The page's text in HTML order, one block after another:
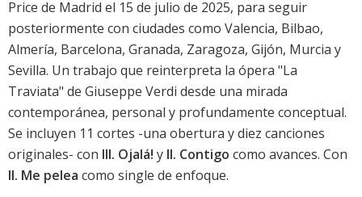
Price de Madrid el 15 de julio de 2025, para seguir
posteriormente con ciudades como Valencia, Bilbao,
Almería, Barcelona, Granada, Zaragoza, Gijón, Murcia y
Sevilla. Un trabajo que reinterpreta la ópera "La
Traviata" de Giuseppe Verdi desde una mirada
contemporánea, personal y profundamente conceptual.
Se incluyen 11 cortes -una obertura y diez canciones
originales- con III. Ojalá! y II. Contigo como avances. Con
II. Me pelea como single de enfoque.